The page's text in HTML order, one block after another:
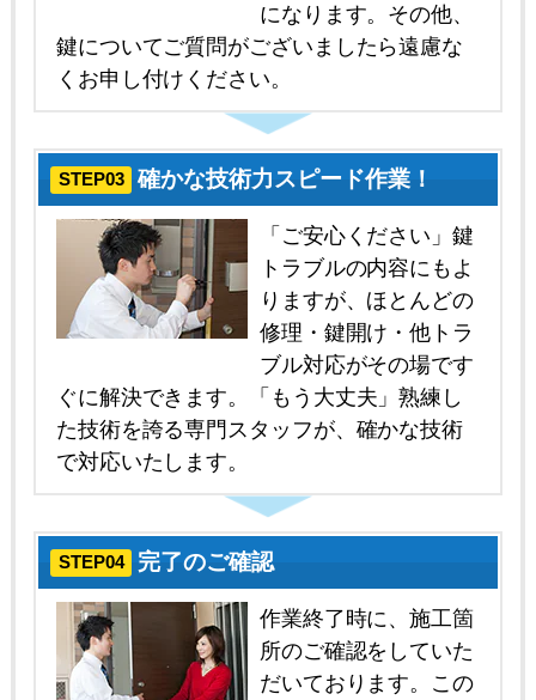
になります。その他、
鍵についてご質問がございましたら遠慮な
くお申し付けください。
STEP03 確かな技術力スピード作業！
「ご安心ください」鍵
トラブルの内容にもよ
りますが、ほとんどの
修理・鍵開け・他トラ
ブル対応がその場です
ぐに解決できます。「もう大丈夫」熟練し
た技術を誇る専門スタッフが、確かな技術
で対応いたします。
STEP04 完了のご確認
作業終了時に、施工箇
所のご確認をしていた
だいております。この